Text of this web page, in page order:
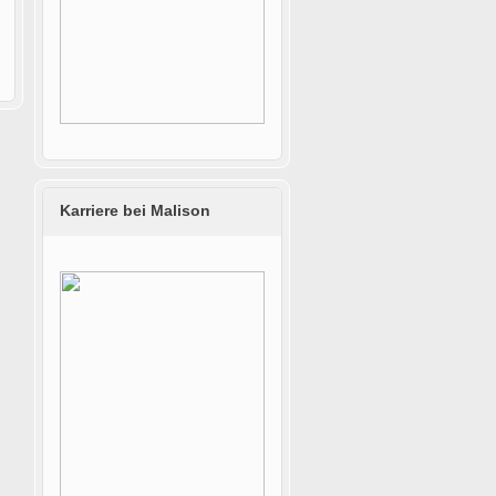
Karriere bei Malison